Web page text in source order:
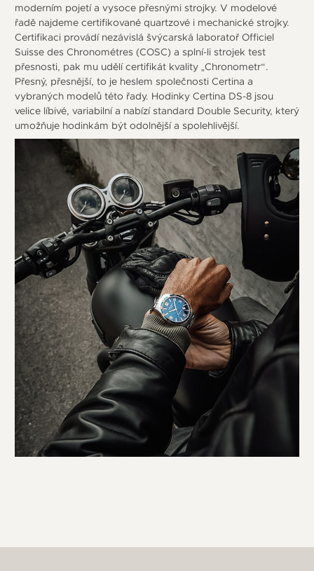
moderním pojetí a vysoce přesnými strojky. V modelové
řadě najdeme certifikované quartzové i mechanické strojky.
Certifikaci provádí nezávislá švýcarská laboratoř Officiel
Suisse des Chronométres (COSC) a splní-li strojek test
přesnosti, pak mu udělí certifikát kvality „Chronometr“.
Přesný, přesnější, to je heslem společnosti Certina a
vybraných modelů této řady. Hodinky Certina DS-8 jsou
velice líbivé, variabilní a nabízí standard Double Security, který
umožňuje hodinkám být odolnější a spolehlivější.